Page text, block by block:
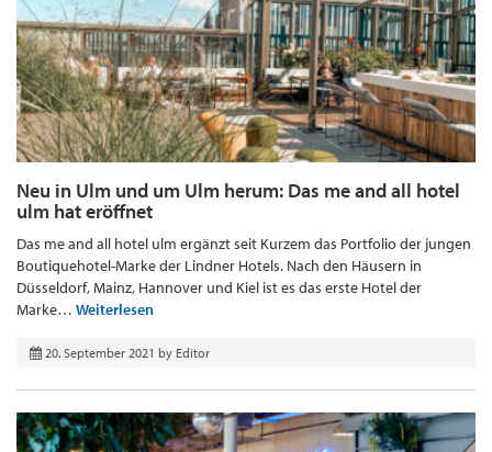
Neu in Ulm und um Ulm herum: Das me and all hotel
ulm hat eröffnet
Das me and all hotel ulm ergänzt seit Kurzem das Portfolio der jungen
Boutiquehotel-Marke der Lindner Hotels. Nach den Häusern in
Düsseldorf, Mainz, Hannover und Kiel ist es das erste Hotel der
Marke… Weiterlesen
20. September 2021 by Editor